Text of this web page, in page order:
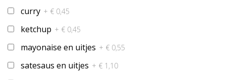
curry + € 0,45
ketchup + € 0,45
mayonaise en uitjes + € 0,55
satesaus en uitjes + € 1,10